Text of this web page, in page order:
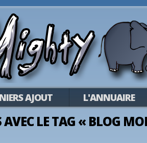
AJOUT L'ANNUAIRE
AVEC LE TAG « BLOG